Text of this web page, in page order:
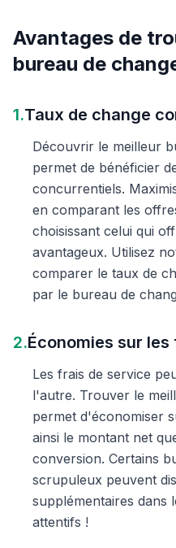
Avantages de
bureau de
1.Taux de change
Découvrir le meilleur
permet de bénéficier
concurrentiels.
en comparant les
choisissant celui qui
avantageux. Utilisez
comparer le taux de
par le bureau de
2.Économies sur
Les frais de service
l'autre. Trouver le
permet d'économiser
ainsi le montant net
conversion. Certains
scrupuleux peuvent
supplémentaires dans
attentifs !